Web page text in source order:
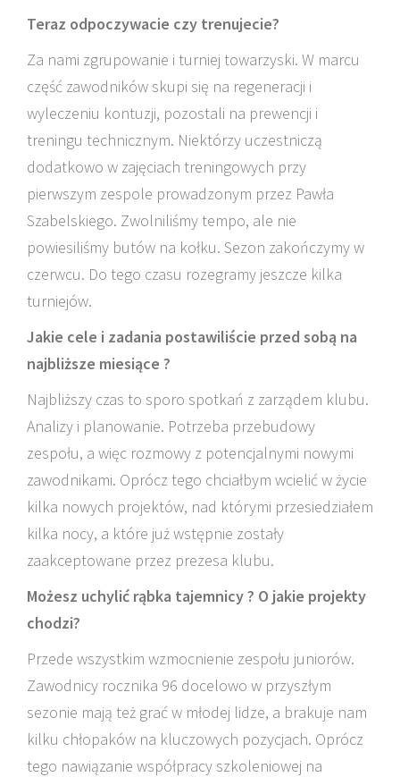
Teraz odpoczywacie czy trenujecie?
Za nami zgrupowanie i turniej towarzyski. W marcu
część zawodników skupi się na regeneracji i
wyleczeniu kontuzji, pozostali na prewencji i
treningu technicznym. Niektórzy uczestniczą
dodatkowo w zajęciach treningowych przy
pierwszym zespole prowadzonym przez Pawła
Szabelskiego. Zwolniliśmy tempo, ale nie
powiesiliśmy butów na kołku. Sezon zakończymy w
czerwcu. Do tego czasu rozegramy jeszcze kilka
turniejów.
Jakie cele i zadania postawiliście przed sobą na
najbliższe miesiące ?
Najbliższy czas to sporo spotkań z zarządem klubu.
Analizy i planowanie. Potrzeba przebudowy
zespołu, a więc rozmowy z potencjalnymi nowymi
zawodnikami. Oprócz tego chciałbym wcielić w życie
kilka nowych projektów, nad którymi przesiedziałem
kilka nocy, a które już wstępnie zostały
zaakceptowane przez prezesa klubu.
Możesz uchylić rąbka tajemnicy ? O jakie projekty
chodzi?
Przede wszystkim wzmocnienie zespołu juniorów.
Zawodnicy rocznika 96 docelowo w przyszłym
sezonie mają też grać w młodej lidze, a brakuje nam
kilku chłopaków na kluczowych pozycjach. Oprócz
tego nawiązanie współpracy szkoleniowej na